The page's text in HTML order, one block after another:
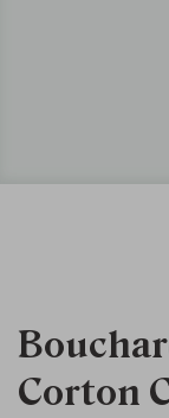
Corton